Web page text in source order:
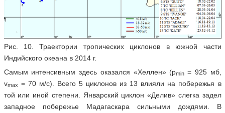
Рис. 10. Траектории тропических циклонов в южной части
Индийского океана в 2014 г.
Самым интенсивным здесь оказался «Хеллен» (pmin = 925 мб,
vmax = 70 м/с). Всего 5 циклонов из 13 влияли на побережья в
той или иной степени. Январский циклон «Делив» слегка задел
западное побережье Мадагаскара сильными дождями. В